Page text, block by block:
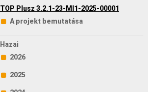
TOP Plusz 3.2.1-23-MI1-2025-00001
A projekt bemutatása
Hazai
2026
2025